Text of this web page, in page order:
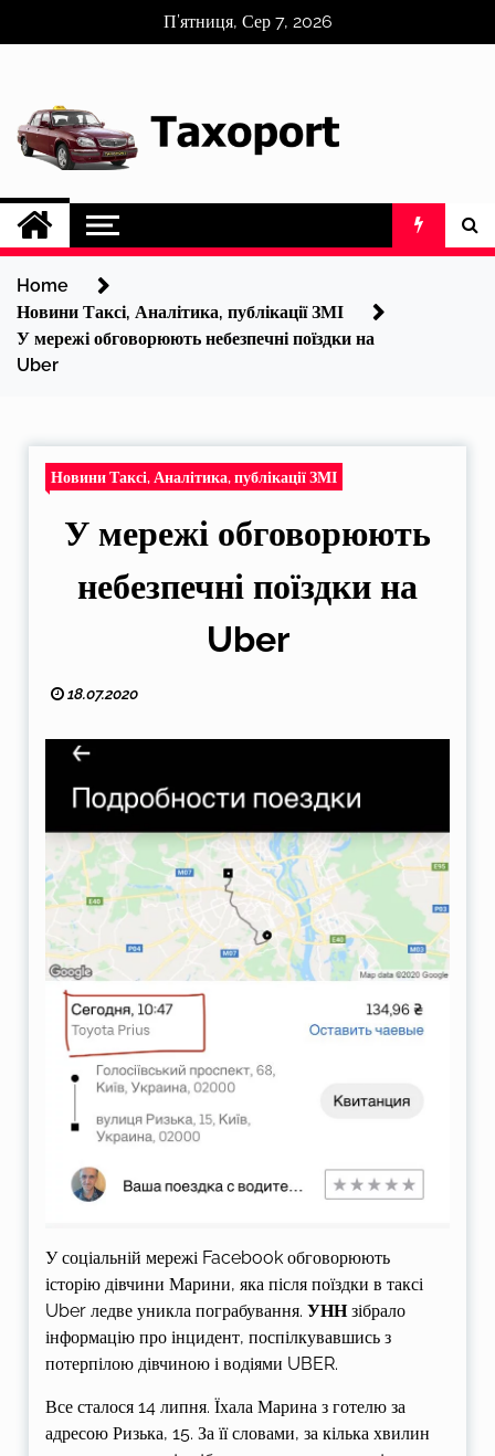
П’ятниця, Сер 7, 2026
Home
Новини Таксі, Аналітика, публікації ЗМІ
У мережі обговорюють небезпечні поїздки на
Uber
Новини Таксі, Аналітика, публікації ЗМІ
У мережі обговорюють
небезпечні поїздки на
Uber
18.07.2020
У соціальній мережі Facebook обговорюють
історію дівчини Марини, яка після поїздки в таксі
Uber ледве уникла пограбування.УННзібрало
інформацію про інцидент, поспілкувавшись з
потерпілою дівчиною і водіями UBER.
Все сталося 14 липня. Їхала Марина з готелю за
адресою Ризька, 15. За її словами, за кілька хвилин